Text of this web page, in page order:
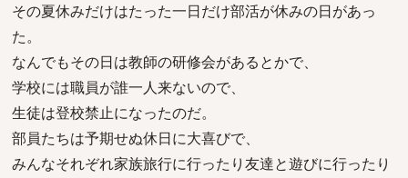
その夏休みだけはたった一日だけ部活が休みの日があっ
た。
なんでもその日は教師の研修会があるとかで、
学校には職員が誰一人来ないので、
生徒は登校禁止になったのだ。
部員たちは予期せぬ休日に大喜びで、
みんなそれぞれ家族旅行に行ったり友達と遊びに行ったり